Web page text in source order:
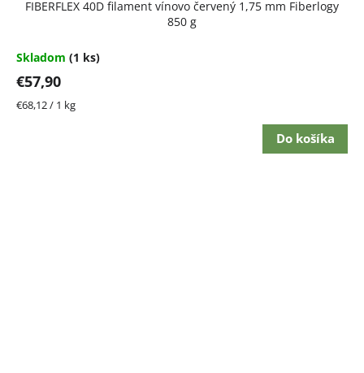
FIBERFLEX 40D filament vínovo červený 1,75 mm Fiberlogy
850 g
Skladom (1 ks)
€57,90
Jednotková
€68,12 / 1 kg
Do košíka